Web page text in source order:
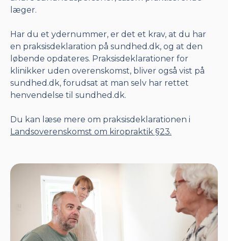
læger.
Har du et ydernummer, er det et krav, at du har
en praksisdeklaration på sundhed.dk, og at den
løbende opdateres. Praksisdeklarationer for
klinikker uden overenskomst, bliver også vist på
sundhed.dk, forudsat at man selv har rettet
henvendelse til sundhed.dk.
Du kan læse mere om praksisdeklarationen i
Landsoverenskomst om kiropraktik §23.